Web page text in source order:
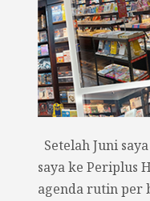
Setelah Juni
saya ke Periplus
agenda rutin per